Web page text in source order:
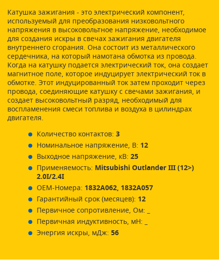
Катушка зажигания - это электрический компонент,
используемый для преобразования низковольтного
напряжения в высоковольтное напряжение, необходимое
для создания искры в свечах зажигания двигателя
внутреннего сгорания. Она состоит из металлического
сердечника, на который намотана обмотка из провода.
Когда на катушку подается электрический ток, она создает
магнитное поле, которое индуцирует электрический ток в
обмотке. Этот индуцированный ток затем проходит через
провода, соединяющие катушку с свечами зажигания, и
создает высоковольтный разряд, необходимый для
воспламенения смеси топлива и воздуха в цилиндрах
двигателя.
Количество контактов: 3
Номинальное напряжение, В: 12
Выходное напряжение, кВ: 25
Применяемость: Mitsubishi Outlander III (12>)
2.0I/2.4I
ОЕМ-Номера: 1832A062, 1832A057
Гарантийный срок (месяцев): 12
Первичное сопротивление, Ом:
Первичная индуктивность, мН:
Энергия искры, мДж: 56